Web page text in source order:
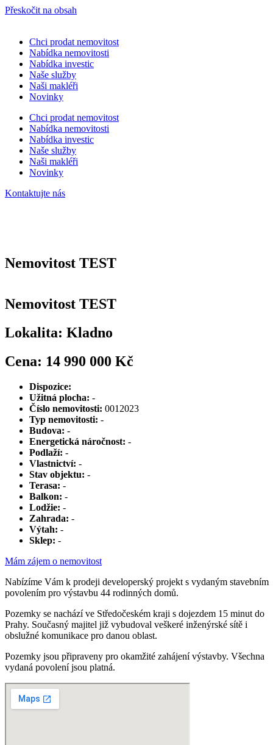
Přeskočit na obsah
Chci prodat nemovitost
Nabídka nemovitosti
Nabídka investic
Naše služby
Naši makléři
Novinky
Chci prodat nemovitost
Nabídka nemovitosti
Nabídka investic
Naše služby
Naši makléři
Novinky
Kontaktujte nás
Nemovitost TEST
Nemovitost TEST
Lokalita: Kladno
Cena: 14 990 000 Kč
Dispozice:
Užitná plocha: -
Číslo nemovitosti: 0012023
Typ nemovitosti: -
Budova: -
Energetická náročnost: -
Podlaží: -
Vlastnictví: -
Stav objektu: -
Terasa: -
Balkon: -
Lodžie: -
Zahrada: -
Výtah: -
Sklep: -
Mám zájem o nemovitost
Nabízíme Vám k prodeji developerský projekt s vydaným stavebním
povolením pro výstavbu 44 rodinných domů.
Pozemky se nachází ve Středočeském kraji s dojezdem 15 minut do
Prahy. Současný majitel již vybudoval veškeré inženýrské sítě i
obslužné komunikace pro danou oblast.
Pozemky jsou připraveny pro okamžité zahájení výstavby. Všechna
vydaná povolení jsou platná.